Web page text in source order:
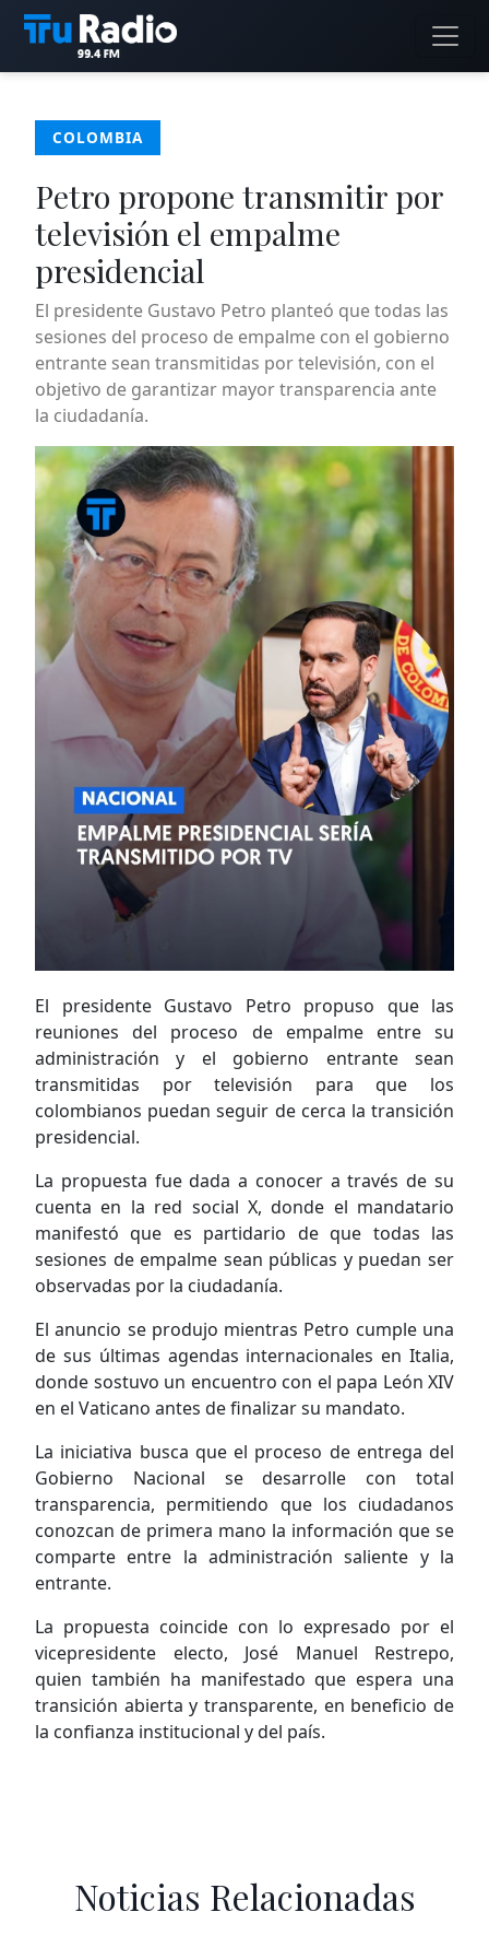
COLOMBIA
Petro propone transmitir por
televisión el empalme
presidencial
El presidente Gustavo Petro planteó que todas las
sesiones del proceso de empalme con el gobierno
entrante sean transmitidas por televisión, con el
objetivo de garantizar mayor transparencia ante
la ciudadanía.
El presidente Gustavo Petro propuso que las
reuniones del proceso de empalme entre su
administración y el gobierno entrante sean
transmitidas por televisión para que los
colombianos puedan seguir de cerca la transición
presidencial.
La propuesta fue dada a conocer a través de su
cuenta en la red social X, donde el mandatario
manifestó que es partidario de que todas las
sesiones de empalme sean públicas y puedan ser
observadas por la ciudadanía.
El anuncio se produjo mientras Petro cumple una
de sus últimas agendas internacionales en Italia,
donde sostuvo un encuentro con el papa León XIV
en el Vaticano antes de finalizar su mandato.
La iniciativa busca que el proceso de entrega del
Gobierno Nacional se desarrolle con total
transparencia, permitiendo que los ciudadanos
conozcan de primera mano la información que se
comparte entre la administración saliente y la
entrante.
La propuesta coincide con lo expresado por el
vicepresidente electo, José Manuel Restrepo,
quien también ha manifestado que espera una
transición abierta y transparente, en beneficio de
la confianza institucional y del país.
Noticias Relacionadas